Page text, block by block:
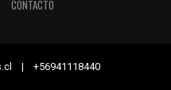
CONTACTO
| +56941118440